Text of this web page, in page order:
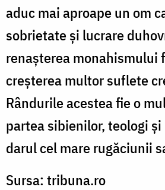
aduc mai aproape un om
sobrietate și lucrare
renașterea monahismului
creșterea multor suflete
Rândurile acestea fie o
partea sibienilor, teologi
darul cel mare rugăciunii
Sursa: tribuna.ro